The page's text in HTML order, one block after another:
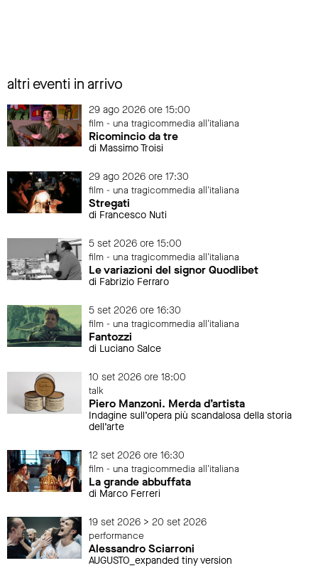
altri eventi in arrivo
29 ago 2026 ore 15:00
film - una tragicommedia all'italiana
Ricomincio da tre
di Massimo Troisi
29 ago 2026 ore 17:30
film - una tragicommedia all'italiana
Stregati
di Francesco Nuti
5 set 2026 ore 15:00
film - una tragicommedia all'italiana
Le variazioni del signor Quodlibet
di Fabrizio Ferraro
5 set 2026 ore 16:30
film - una tragicommedia all'italiana
Fantozzi
di Luciano Salce
10 set 2026 ore 18:00
talk
Piero Manzoni. Merda d’artista
Indagine sull’opera più scandalosa della storia
dell’arte
12 set 2026 ore 16:30
film - una tragicommedia all'italiana
La grande abbuffata
di Marco Ferreri
19 set 2026 > 20 set 2026
performance
Alessandro Sciarroni
AUGUSTO_expanded tiny version